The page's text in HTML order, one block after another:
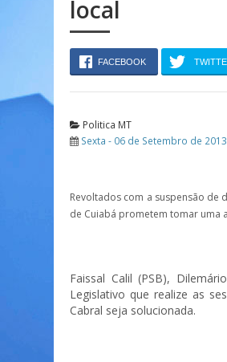
local
FACEBOOK
Politica MT
Sexta - 06 de Setembro de
Revoltados com a suspensão de
de Cuiabá prometem tomar uma
Faissal Calil (PSB),
Legislativo que realize as
Cabral seja solucionada.